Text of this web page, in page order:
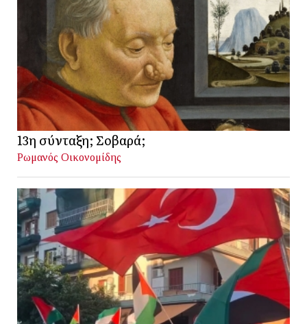
13η σύνταξη; Σοβαρά;
Ρωμανός Οικονομίδης